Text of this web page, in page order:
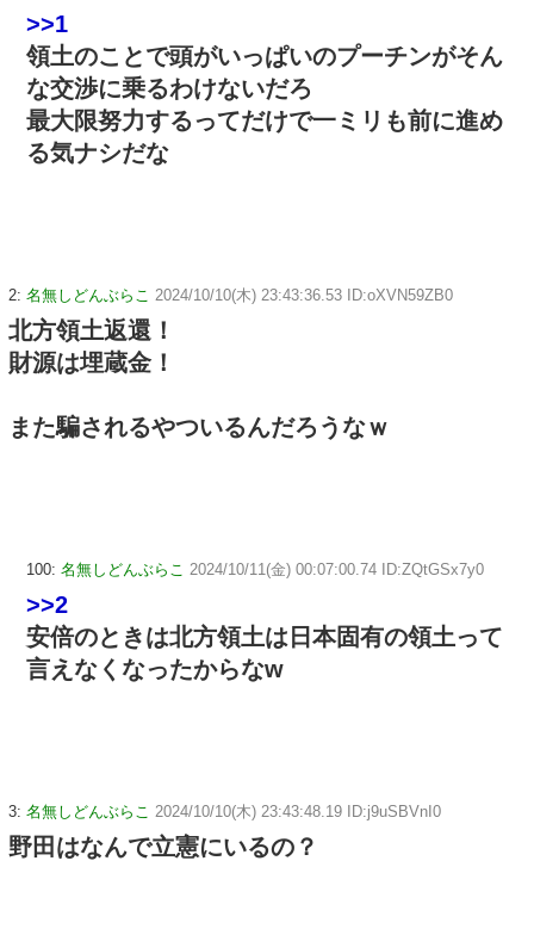
>>1
領土のことで頭がいっぱいのプーチンがそん
な交渉に乗るわけないだろ
最大限努力するってだけで一ミリも前に進め
る気ナシだな
2: 名無しどんぶらこ 2024/10/10(木) 23:43:36.53 ID:oXVN59ZB0
北方領土返還！
財源は埋蔵金！
また騙されるやついるんだろうなｗ
100: 名無しどんぶらこ 2024/10/11(金) 00:07:00.74 ID:ZQtGSx7y0
>>2
安倍のときは北方領土は日本固有の領土って
言えなくなったからなw
3: 名無しどんぶらこ 2024/10/10(木) 23:43:48.19 ID:j9uSBVnI0
野田はなんで立憲にいるの？